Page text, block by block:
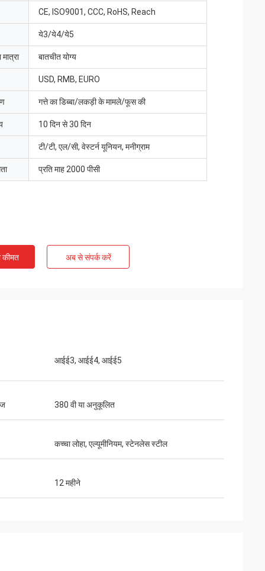
CE, ISO9001, CCC, RoHS, Reach
ये3/ये4/ये5
बातचीत योग्य
USD, RMB, EURO
गत्ते का डिब्बा/लकड़ी के मामले/फूस की
10 दिन से 30 दिन
टी/टी, एल/सी, वेस्टर्न यूनियन, मनीग्राम
प्रति माह 2000 पीसी
कीमत अब से संपर्क करें
आईई3, आईई4, आईई5
380 वी या अनुकूलित
कच्चा लोहा, एल्यूमीनियम, स्टेनलेस स्टील
12 महीने